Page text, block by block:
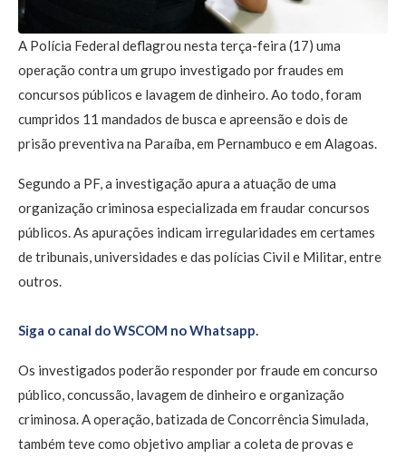
A Polícia Federal deflagrou nesta terça-feira (17) uma
operação contra um grupo investigado por fraudes em
concursos públicos e lavagem de dinheiro. Ao todo, foram
cumpridos 11 mandados de busca e apreensão e dois de
prisão preventiva na Paraíba, em Pernambuco e em Alagoas.
Segundo a PF, a investigação apura a atuação de uma
organização criminosa especializada em fraudar concursos
públicos. As apurações indicam irregularidades em certames
de tribunais, universidades e das polícias Civil e Militar, entre
outros.
Siga o canal do WSCOM no Whatsapp.
Os investigados poderão responder por fraude em concurso
público, concussão, lavagem de dinheiro e organização
criminosa. A operação, batizada de Concorrência Simulada,
também teve como objetivo ampliar a coleta de provas e